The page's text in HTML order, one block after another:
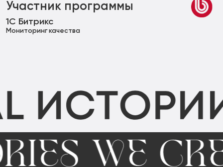
Участник программы
1С Битрикс
Мониторинг качества